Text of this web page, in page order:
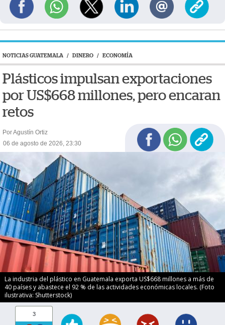
NOTICIAS GUATEMALA / DINERO / ECONOMÍA
Plásticos impulsan exportaciones
por US$668 millones, pero encaran
retos
Por Agustín Ortiz
06 de agosto de 2026, 23:30
La industria del plástico en Guatemala exporta US$668 millones a más de
40 países y abastece el 92 % de las actividades económicas locales. (Foto
ilustrativa: Shutterstock)
3